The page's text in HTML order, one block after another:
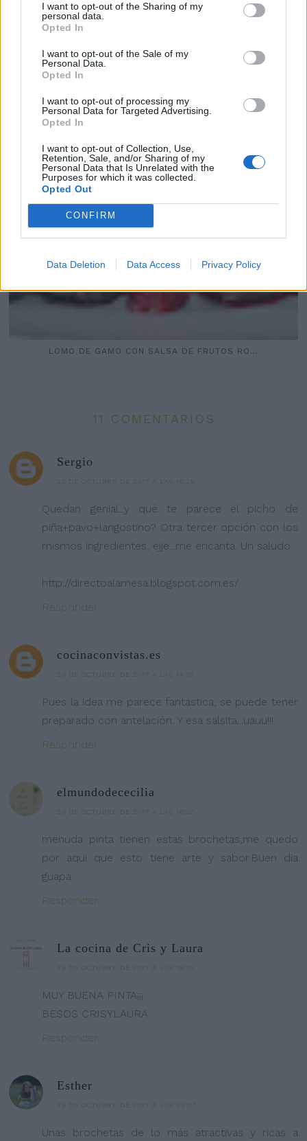
I want to opt-out of the Sharing of my
personal data.
Opted In
I want to opt-out of the Sale of my
Personal Data.
Opted In
I want to opt-out of processing my
Personal Data for Targeted Advertising.
Opted In
I want to opt-out of Collection, Use,
Retention, Sale, and/or Sharing of my
Personal Data that Is Unrelated with the
Purposes for which it was collected.
Opted Out
CONFIRM
Data Deletion Data Access Privacy Policy
LOMO DE GAMO CON SALSA DE FRUTOS RO...
11 COMENTARIOS
Sergio
Quedan genial...y qué te parece el picho de
piña+pavo+langostino? Otra tercer opción con los
mismos ingredientes, ejje...me encanta. Un saludo
http://directoalamesa.blogspot.com.es/
Responder
cocinaconvistas.es
Pues la idea me parece fantástica, se puede tener
preparado con antelación. Y esa salsita...uauu!!!
Responder
elmundodececilia
menuda pinta tienen estas brochetas,me quedo
por aqui que esto tiene arte y sabor.Buen dia
guapa
Responder
La cocina de Cris y Laura
MUY BUENA PINTA¡¡¡.
BESOS CRISYLAURA
Responder
Esther
Unas brochetas de lo más atractivas y ricas a